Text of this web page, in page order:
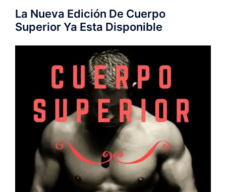
La Nueva Edición De Cuerpo
Superior Ya Esta Disponible